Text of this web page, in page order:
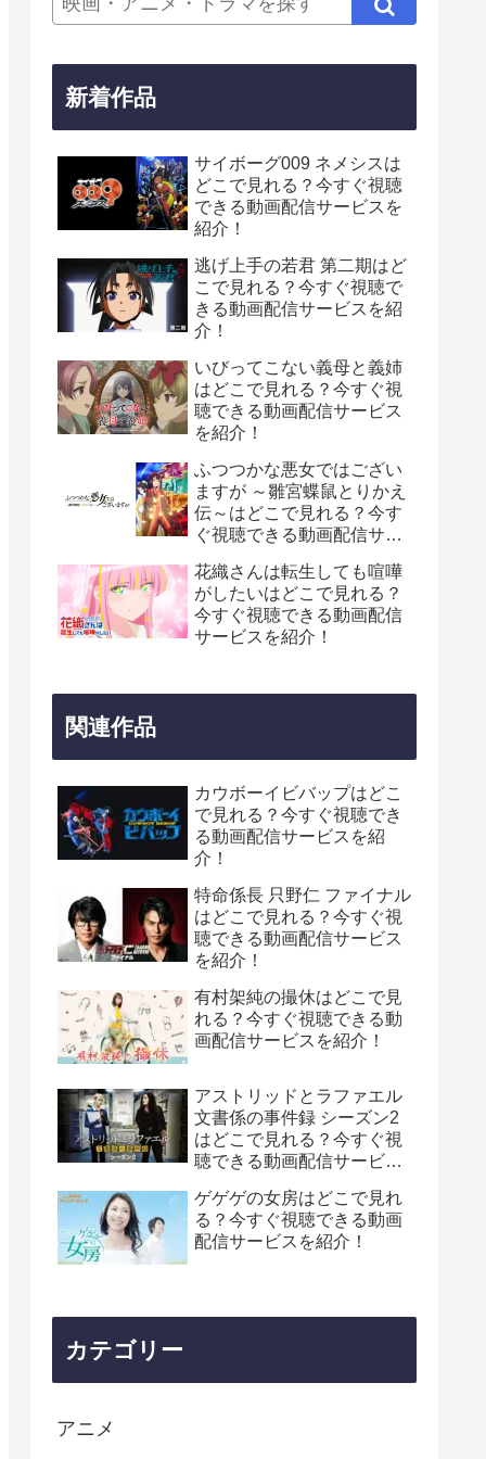
新着作品
サイボーグ009 ネメシスは
どこで見れる？今すぐ視聴
できる動画配信サービスを
紹介！
逃げ上手の若君 第二期はど
こで見れる？今すぐ視聴で
きる動画配信サービスを紹
介！
いびってこない義母と義姉
はどこで見れる？今すぐ視
聴できる動画配信サービス
を紹介！
ふつつかな悪女ではござい
ますが ～雛宮蝶鼠とりかえ
伝～はどこで見れる？今す
ぐ視聴できる動画配信サー
花織さんは転生しても喧嘩
がしたいはどこで見れる？
今すぐ視聴できる動画配信
サービスを紹介！
関連作品
カウボーイビバップはどこ
で見れる？今すぐ視聴でき
る動画配信サービスを紹
介！
特命係長 只野仁 ファイナル
はどこで見れる？今すぐ視
聴できる動画配信サービス
を紹介！
有村架純の撮休はどこで見
れる？今すぐ視聴できる動
画配信サービスを紹介！
アストリッドとラファエル
文書係の事件録 シーズン2
はどこで見れる？今すぐ視
聴できる動画配信サービス
ゲゲゲの女房はどこで見れ
る？今すぐ視聴できる動画
配信サービスを紹介！
カテゴリー
アニメ